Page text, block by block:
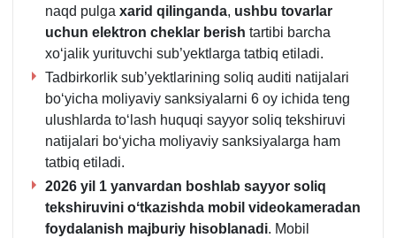
naqd pulga хarid qil inganda, ushbu tovarlar
uchun elektron cheklar berish tartibi barcha
хoʻjalik yurituvchi sub’yektlarga tatbiq etiladi.
Tadbirkorlik sub’yektlarining soliq auditi natijalari
boʻyicha moliyaviy sanksiyalarni 6 oy ichida teng
ulushlarda toʻlash huquqi sayyor soliq tekshiruvi
natijalari boʻyicha moliyaviy sanksiyalarga ham
tatbiq etiladi.
2026 yil 1 yanvardan boshlab sayyor soliq
tekshiruvini oʻtkazishda mobil videokameradan
foydalanish majburiy hisoblanadi. Mobil